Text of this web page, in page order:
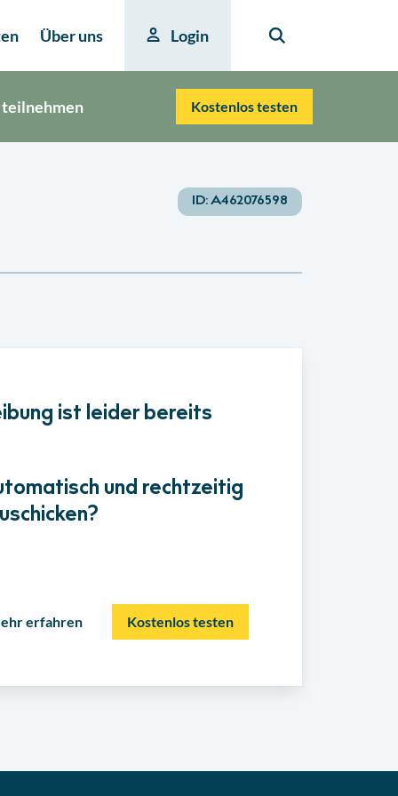
Über uns Login
teilnehmen Kostenlos testen
ID:A462076598
ist leider bereits
und rechtzeitig
erfahren Kostenlos testen